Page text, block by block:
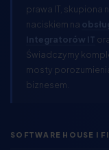
prawa IT, skupiona
naciskiem na
Integratorów IT
Świadczymy
mosty
biznesem.
SOFTWARE HOUSE I